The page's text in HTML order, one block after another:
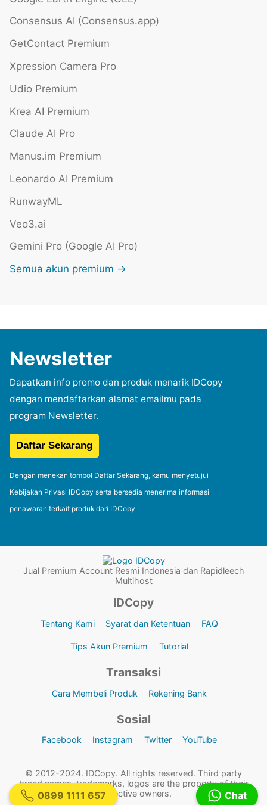
Consensus AI (Consensus.app)
GetContact Premium
Xpression Camera Pro
Udio Premium
Krea AI Premium
Claude AI Pro
Manus.im Premium
Leonardo AI Premium
RunwayML
Veo3.ai
Gemini Pro (Google AI Pro)
Semua akun premium →
Newsletter
Dapatkan info promo dan produk menarik IDCopy
dengan mendaftarkan alamat emailmu pada
program Newsletter.
Dengan menekan tombol Daftar Sekarang, kamu menyetujui
Kebijakan Privasi IDCopy serta bersedia menerima informasi
penawaran terkait produk dari IDCopy.
Jual Premium Account Resmi Indonesia dan Rapidleech
Multihost
IDCopy
Tentang Kami Syarat dan Ketentuan FAQ
Tips Akun Premium Tutorial
Transaksi
Cara Membeli Produk Rekening Bank
Sosial
Facebook Instagram Twitter YouTube
© 2012-2024. IDCopy. All rights reserved. Third party
brand names, trademarks, logos are the property of their
respective owners.
Chat
0899 1111 657